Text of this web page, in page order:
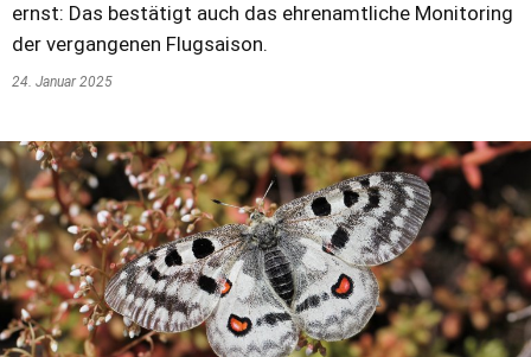
ernst: Das bestätigt auch das ehrenamtliche Monitoring
der vergangenen Flugsaison.
24. Januar 2025